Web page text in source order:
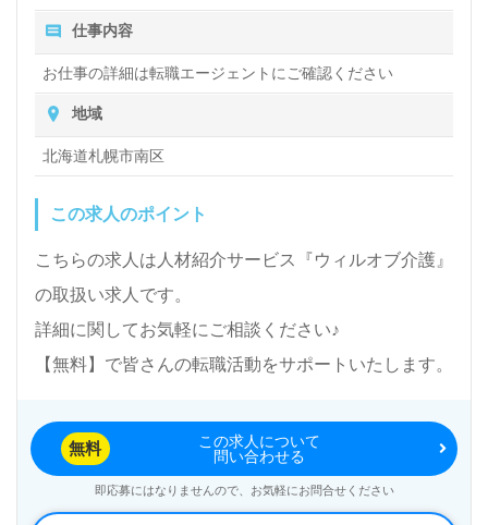
仕事内容
お仕事の詳細は転職エージェントにご確認ください
地域
北海道札幌市南区
この求人のポイント
こちらの求人は人材紹介サービス『ウィルオブ介護』
の取扱い求人です。
詳細に関してお気軽にご相談ください♪
【無料】で皆さんの転職活動をサポートいたします。
無料
この求人について
問い合わせる
即応募にはなりませんので、お気軽にお問合せください